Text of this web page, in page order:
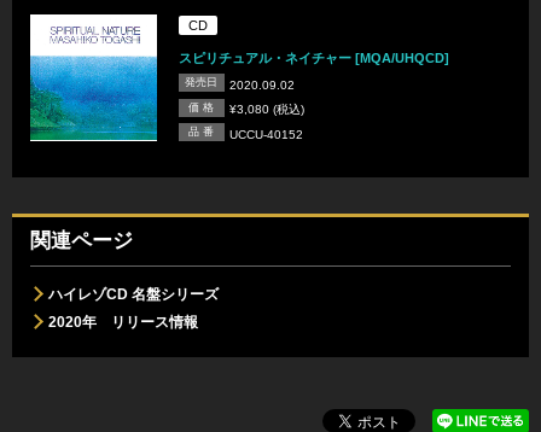
CD
スピリチュアル・ネイチャー [MQA/UHQCD]
発売日 2020.09.02
価 格 ¥3,080 (税込)
品 番 UCCU-40152
関連ページ
ハイレゾCD 名盤シリーズ
2020年 リリース情報